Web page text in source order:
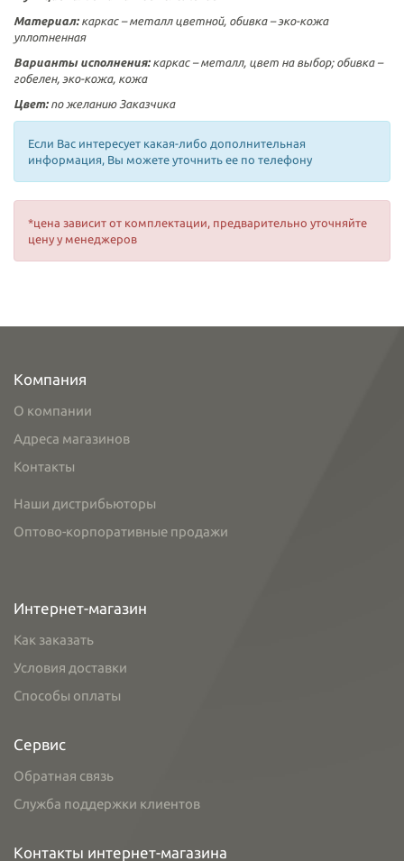
Материал:каркас – металл цветной, обивка – эко-кожа
уплотненная
Варианты исполнения:каркас – металл, цвет на выбор; обивка –
гобелен, эко-кожа, кожа
Цвет: по желанию Заказчика
Если Вас интересует какая-либо дополнительная
информация, Вы можете уточнить ее по телефону
*цена зависит от комплектации, предварительно уточняйте
цену у менеджеров
Компания
О компании
Адреса магазинов
Контакты
Наши дистрибьюторы
Оптово-корпоративные продажи
Интернет-магазин
Как заказать
Условия доставки
Способы оплаты
Сервис
Обратная связь
Служба поддержки клиентов
Контакты интернет-магазина